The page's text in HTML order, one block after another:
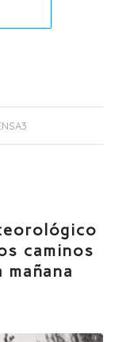
caminos
mañana